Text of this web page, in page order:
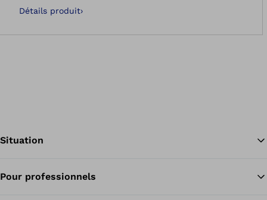
Détails produit›
Situation
Pour professionnels